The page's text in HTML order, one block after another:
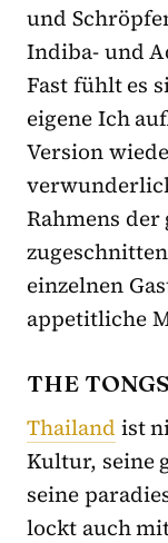
und
Indiba- und
Fast fühlt es
eigene Ich
Version
Rahmens
einzelnen
appetitliche
THE
Thailand ist
Kultur, seine
seine
lockt auch